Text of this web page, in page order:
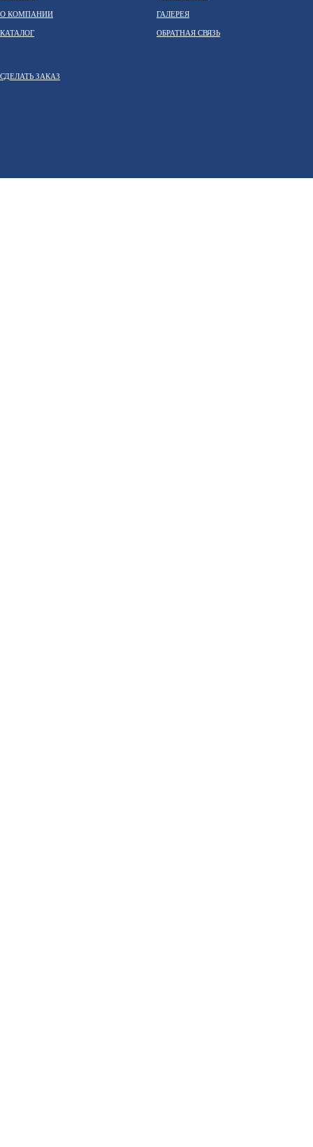
О КОМПАНИИ
КАТАЛОГ
ГАЛЕРЕЯ
ОБРАТНАЯ СВЯЗЬ
СДЕЛАТЬ ЗАКАЗ